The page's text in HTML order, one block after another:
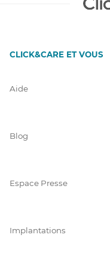
CLICK&CARE ET VOUS
Aide
Blog
Espace Presse
Implantations